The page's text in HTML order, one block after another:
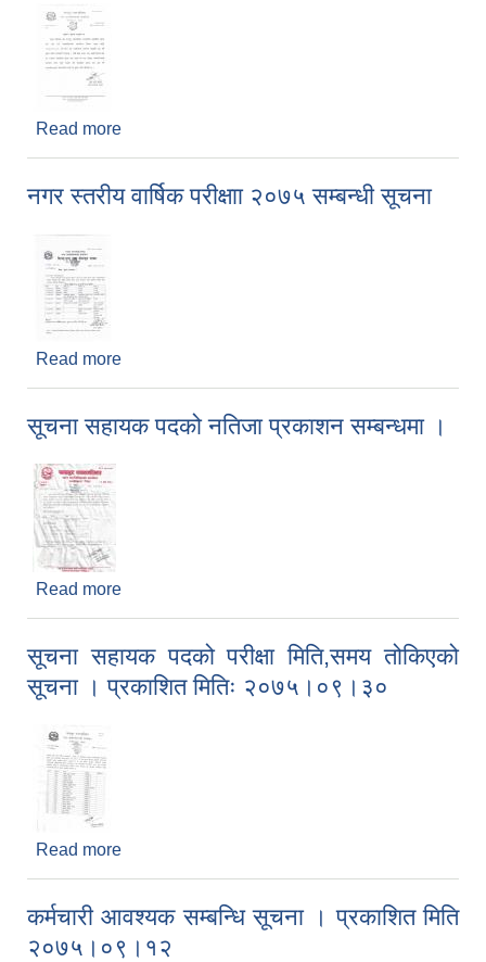
Read more
नगर स्तरीय वार्षिक परीक्षाा २०७५ सम्बन्धी सूचना
Read more
सूचना सहायक पदको नतिजा प्रकाशन सम्बन्धमा ।
Read more
सूचना सहायक पदको परीक्षा मिति,समय तोकिएको
सूचना । प्रकाशित मितिः २०७५।०९।३०
Read more
कर्मचारी आवश्यक सम्बन्धि सूचना । प्रकाशित मिति
२०७५।०९।१२